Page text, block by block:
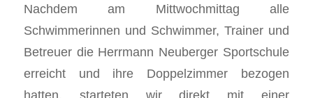
Nachdem am Mittwochmittag alle
Schwimmerinnen und Schwimmer, Trainer und
Betreuer die Herrmann Neuberger Sportschule
erreicht und ihre Doppelzimmer bezogen
hatten, starteten wir direkt mit einer